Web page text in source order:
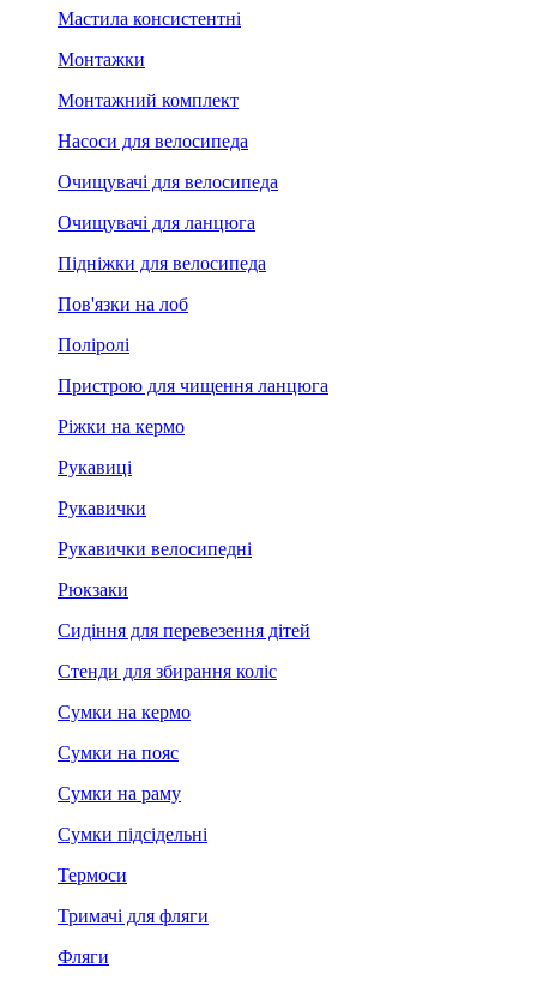
Мастила консистентні
Монтажки
Монтажний комплект
Насоси для велосипеда
Очищувачі для велосипеда
Очищувачі для ланцюга
Підніжки для велосипеда
Пов'язки на лоб
Поліролі
Пристрою для чищення ланцюга
Ріжки на кермо
Рукавиці
Рукавички
Рукавички велосипедні
Рюкзаки
Сидіння для перевезення дітей
Стенди для збирання коліс
Сумки на кермо
Сумки на пояс
Сумки на раму
Сумки підсідельні
Термоси
Тримачі для фляги
Фляги